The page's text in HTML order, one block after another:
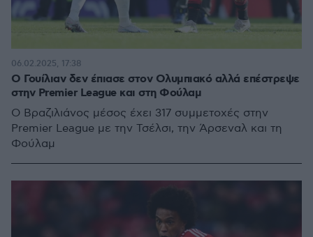
Ο Γουίλιαν δεν έπιασε στον Ολυμπιακό αλλά επέστρεψε
στην Premier League και στη Φούλαμ
Ο Βραζιλιάνος μέσος έχει 317 συμμετοχές στην
Premier League με την Τσέλσι, την Άρσεναλ και τη
Φούλαμ
06.02.2025, 17:38